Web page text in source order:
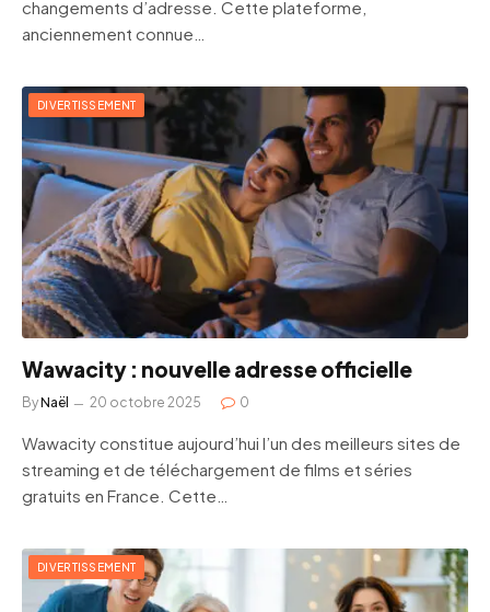
changements d’adresse. Cette plateforme,
anciennement connue…
DIVERTISSEMENT
Wawacity : nouvelle adresse officielle
ByNaël 20 octobre 2025 0
Wawacity constitue aujourd’hui l’un des meilleurs sites de
streaming et de téléchargement de films et séries
gratuits en France. Cette…
DIVERTISSEMENT